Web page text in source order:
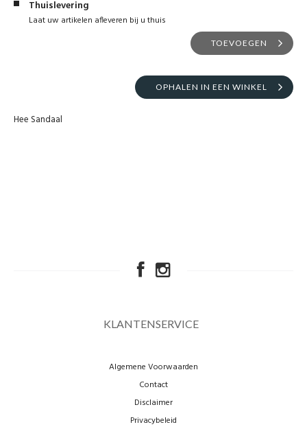
Thuislevering
Laat uw artikelen afleveren bij u thuis
TOEVOEGEN
OPHALEN IN EEN WINKEL
Hee Sandaal
KLANTENSERVICE
Algemene Voorwaarden
Contact
Disclaimer
Privacybeleid